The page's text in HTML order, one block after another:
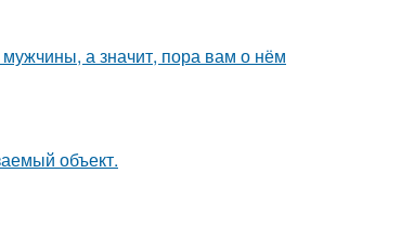
мужчины, а значит, пора вам о нём
объект.